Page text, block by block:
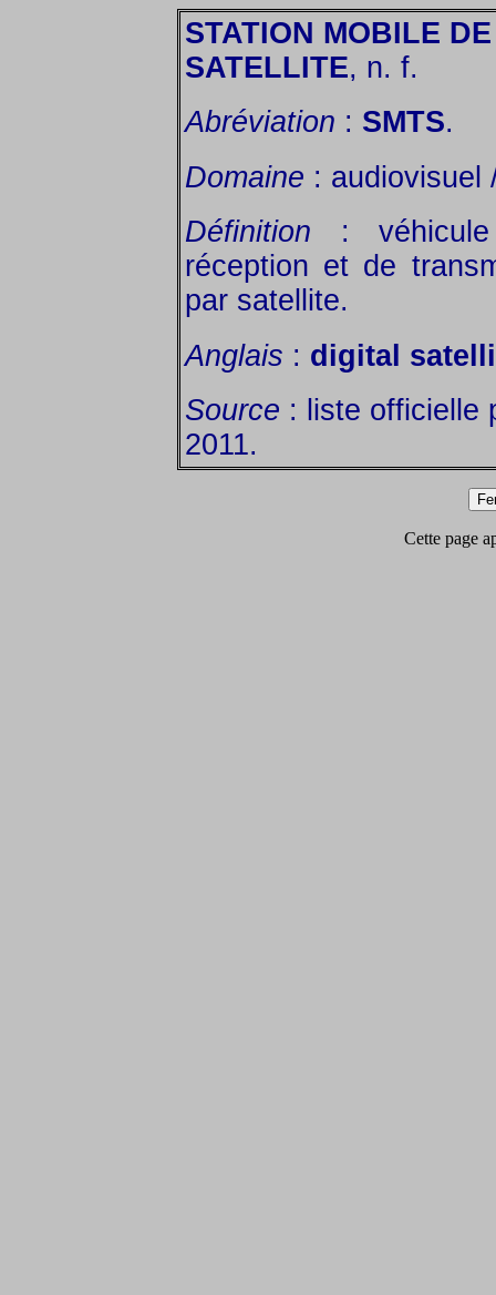
STATION MOBILE
SATELLITE, n. f.
Abréviation : SMTS.
Domaine : audiovisuel
Définition : véhicule
réception et de
par satellite.
Anglais : digital
Source : liste officielle
2011.
Cette page